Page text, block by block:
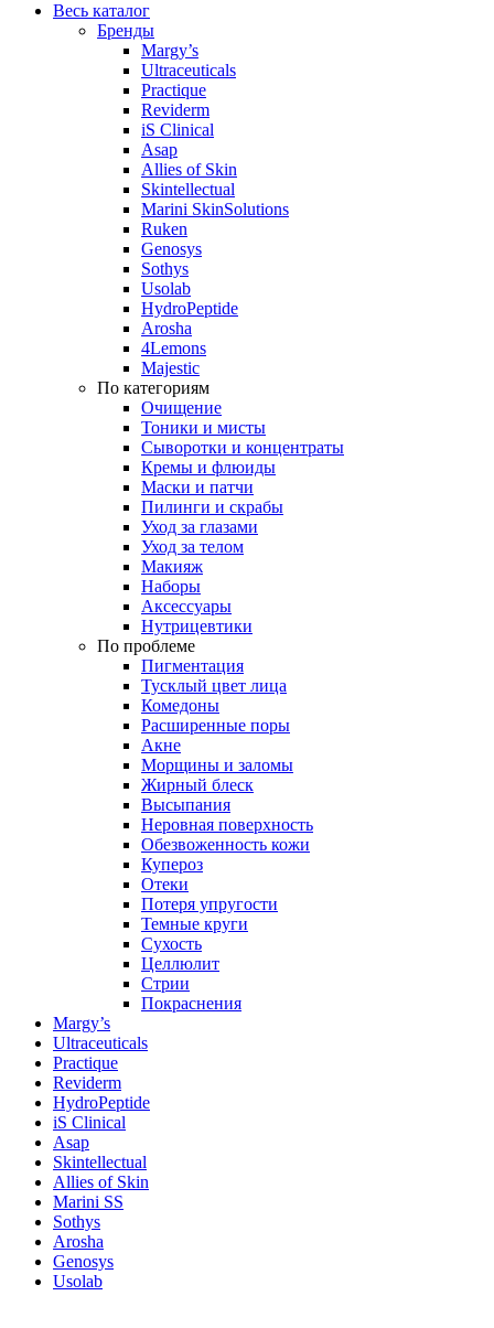
Весь каталог
Бренды
Margy’s
Ultraceuticals
Practique
Reviderm
iS Clinical
Asap
Allies of Skin
Skintellectual
Marini SkinSolutions
Ruken
Genosys
Sothys
Usolab
HydroPeptide
Arosha
4Lemons
Majestic
По категориям
Очищение
Тоники и мисты
Сыворотки и концентраты
Кремы и флюиды
Маски и патчи
Пилинги и скрабы
Уход за глазами
Уход за телом
Макияж
Наборы
Аксессуары
Нутрицевтики
По проблеме
Пигментация
Тусклый цвет лица
Комедоны
Расширенные поры
Акне
Морщины и заломы
Жирный блеск
Высыпания
Неровная поверхность
Обезвоженность кожи
Купероз
Отеки
Потеря упругости
Темные круги
Сухость
Целлюлит
Стрии
Покраснения
Margy’s
Ultraceuticals
Practique
Reviderm
HydroPeptide
iS Clinical
Asap
Skintellectual
Allies of Skin
Marini SS
Sothys
Arosha
Genosys
Usolab